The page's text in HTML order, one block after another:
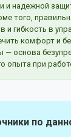
и надежной
того,
и гибкость в
комфорт и
— основа
опыта при
по